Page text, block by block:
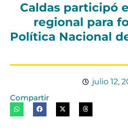
Caldas participó
regional para
Política Nacional
julio 12,
Compartir